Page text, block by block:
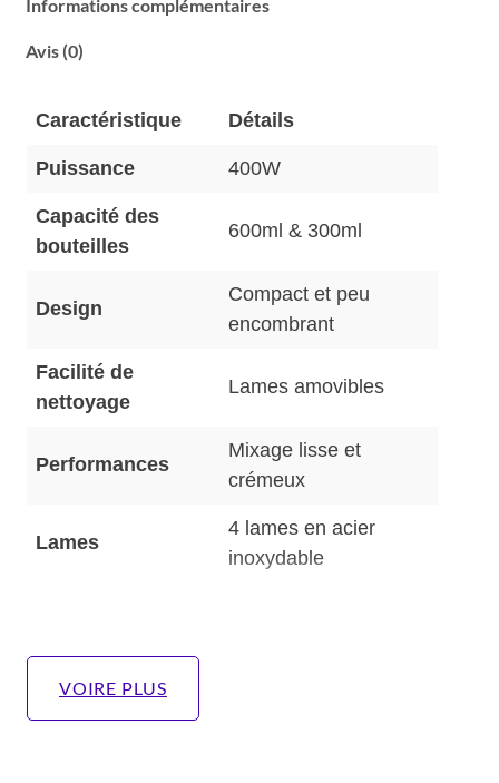
Informations complémentaires
Avis (0)
Caractéristique Détails
Puissance 400W
Capacité des
bouteilles
600ml & 300ml
Design
Compact et peu
encombrant
Facilité de
nettoyage
Lames amovibles
Performances
Mixage lisse et
crémeux
Lames
4 lames en acier
inoxydable
VOIRE PLUS